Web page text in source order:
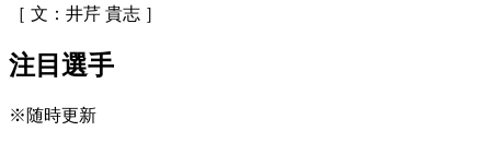
［ 文：井芹 貴志 ］
注目選手
※随時更新